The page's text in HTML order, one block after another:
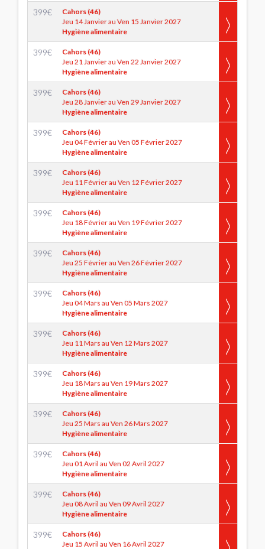
399€
Cahors (46)
Jeu 14 Janvier au Ven 15 Janvier 2027
Hygiène alimentaire
399€
Cahors (46)
Jeu 21 Janvier au Ven 22 Janvier 2027
Hygiène alimentaire
399€
Cahors (46)
Jeu 28 Janvier au Ven 29 Janvier 2027
Hygiène alimentaire
399€
Cahors (46)
Jeu 04 Février au Ven 05 Février 2027
Hygiène alimentaire
399€
Cahors (46)
Jeu 11 Février au Ven 12 Février 2027
Hygiène alimentaire
399€
Cahors (46)
Jeu 18 Février au Ven 19 Février 2027
Hygiène alimentaire
399€
Cahors (46)
Jeu 25 Février au Ven 26 Février 2027
Hygiène alimentaire
399€
Cahors (46)
Jeu 04 Mars au Ven 05 Mars 2027
Hygiène alimentaire
399€
Cahors (46)
Jeu 11 Mars au Ven 12 Mars 2027
Hygiène alimentaire
399€
Cahors (46)
Jeu 18 Mars au Ven 19 Mars 2027
Hygiène alimentaire
399€
Cahors (46)
Jeu 25 Mars au Ven 26 Mars 2027
Hygiène alimentaire
399€
Cahors (46)
Jeu 01 Avril au Ven 02 Avril 2027
Hygiène alimentaire
399€
Cahors (46)
Jeu 08 Avril au Ven 09 Avril 2027
Hygiène alimentaire
399€
Cahors (46)
Jeu 15 Avril au Ven 16 Avril 2027